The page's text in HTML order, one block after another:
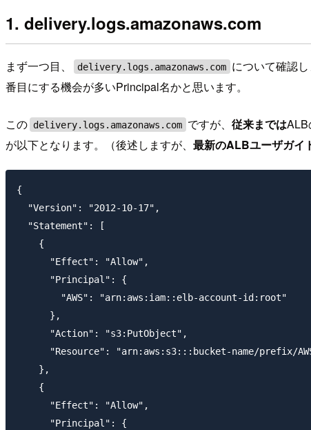
1. delivery.logs.amazonaws.com
まず一つ目、 delivery.logs.amazonaws.com について確認
番目にする機会が多いPrincipal名かと思います。
この delivery.logs.amazonaws.com ですが、従来まではALB
が以下となります。（後述しますが、 最新のALBユーザガイ
{
  "Version": "2012-10-17",
  "Statement": [
    {
      "Effect": "Allow",
      "Principal": {
        "AWS": "arn:aws:iam::elb-account-id:root"
      },
      "Action": "s3:PutObject",
"Resource": "arn:aws:s3:::bucket-name/prefix/
    },
    {
      "Effect": "Allow",
      "Principal": {